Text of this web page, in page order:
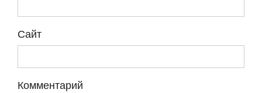
Сайт
Комментарий